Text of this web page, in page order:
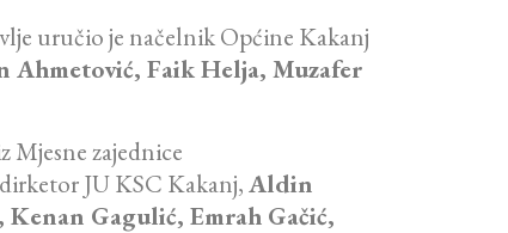
uručio je načelnik Općine Kakanj
Ahmetović, Faik Helja, Muzafer
Mjesne zajednice
JU KSC Kakanj,Aldin
Gagulić, Emrah Gačić,